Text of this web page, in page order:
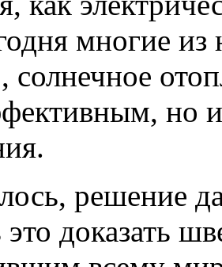
многие
солнечное
но
решение
доказать